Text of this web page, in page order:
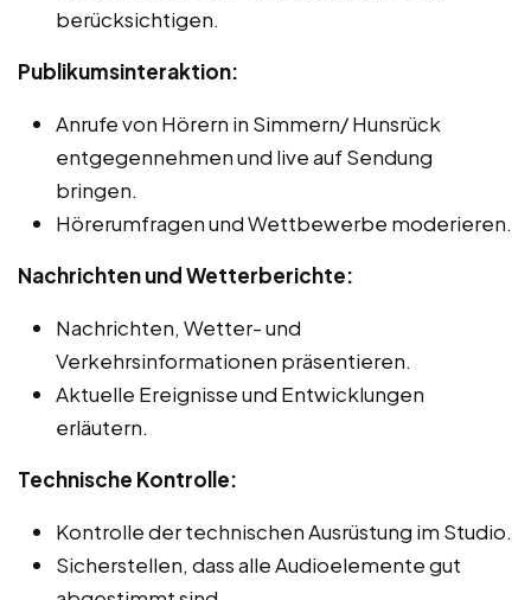
berücksichtigen.
Publikumsinteraktion:
Anrufe von Hörern in Simmern/ Hunsrück
entgegennehmen und live auf Sendung
bringen.
Hörerumfragen und Wettbewerbe moderieren.
Nachrichten und Wetterberichte:
Nachrichten, Wetter- und
Verkehrsinformationen präsentieren.
Aktuelle Ereignisse und Entwicklungen
erläutern.
Technische Kontrolle:
Kontrolle der technischen Ausrüstung im Studio.
Sicherstellen, dass alle Audioelemente gut